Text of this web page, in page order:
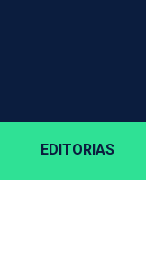
EDITORIAS